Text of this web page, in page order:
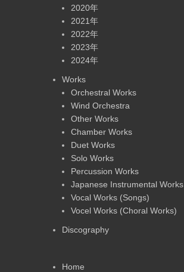
2020年
2021年
2022年
2023年
2024年
Works
Orchestral Works
Wind Orchestra
Other Works
Chamber Works
Duet Works
Solo Works
Percussion Works
Japanese Instrumental Works
Vocal Works (Songs)
Vocel Works (Choral Works)
Discography
Home